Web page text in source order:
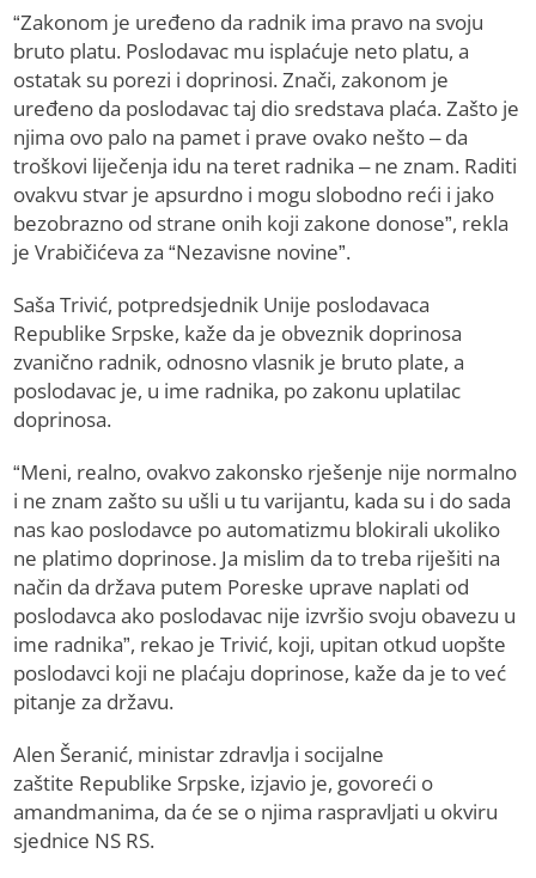
“Zakonom je uređeno da radnik ima pravo na svoju
bruto platu. Poslodavac mu isplaćuje neto platu, a
ostatak su porezi i doprinosi. Znači, zakonom je
uređeno da poslodavac taj dio sredstava plaća. Zašto je
njima ovo palo na pamet i prave ovako nešto – da
troškovi liječenja idu na teret radnika – ne znam. Raditi
ovakvu stvar je apsurdno i mogu slobodno reći i jako
bezobrazno od strane onih koji zakone donose”, rekla
je Vrabičićeva za “Nezavisne novine”.
Saša Trivić, potpredsjednik Unije poslodavaca
Republike Srpske, kaže da je obveznik doprinosa
zvanično radnik, odnosno vlasnik je bruto plate, a
poslodavac je, u ime radnika, po zakonu uplatilac
doprinosa.
“Meni, realno, ovakvo zakonsko rješenje nije normalno
i ne znam zašto su ušli u tu varijantu, kada su i do sada
nas kao poslodavce po automatizmu blokirali ukoliko
ne platimo doprinose. Ja mislim da to treba riješiti na
način da država putem Poreske uprave naplati od
poslodavca ako poslodavac nije izvršio svoju obavezu u
ime radnika”, rekao je Trivić, koji, upitan otkud uopšte
poslodavci koji ne plaćaju doprinose, kaže da je to već
pitanje za državu.
Alen Šeranić, ministar zdravlja i socijalne
zaštite Republike Srpske, izjavio je, govoreći o
amandmanima, da će se o njima raspravljati u okviru
sjednice NS RS.